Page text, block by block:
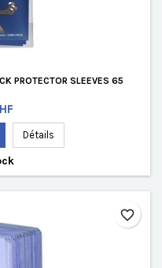
PROTECTOR SLEEVES 65
Détails
favorite_border